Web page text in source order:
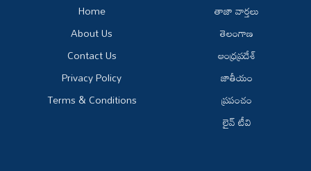
Home
About Us
Contact Us
Privacy Policy
Terms & Conditions
తాజా వార్తలు
తెలంగాణ
ఆంధ్రప్రదేశ్
జాతీయం
ప్రపంచం
లైవ్ టీవి